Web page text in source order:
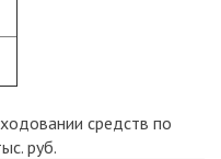
средств по
руб.